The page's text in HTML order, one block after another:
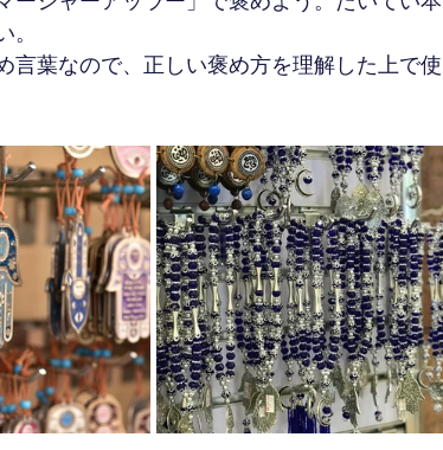
葉なので、正しい褒め方を理解した上で使